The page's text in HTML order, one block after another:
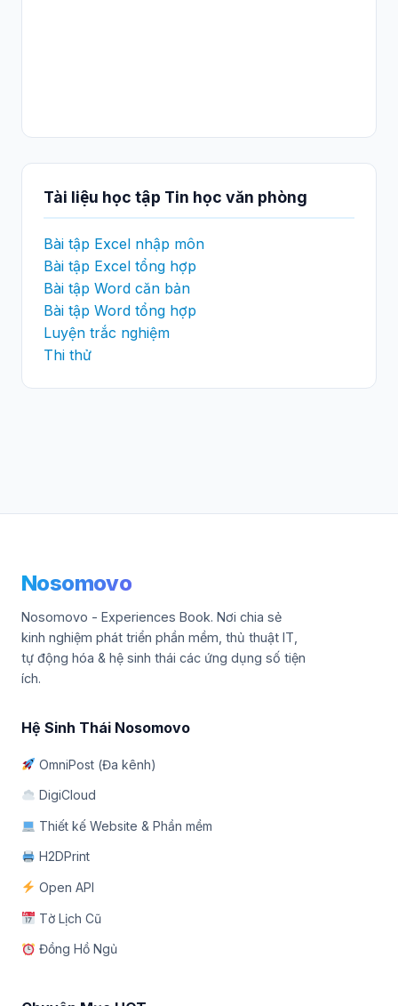
Tài liệu học tập Tin học văn phòng
Bài tập Excel nhập môn
Bài tập Excel tổng hợp
Bài tập Word căn bản
Bài tập Word tổng hợp
Luyện trắc nghiệm
Thi thử
Nosomovo
Nosomovo - Experiences Book. Nơi chia sẻ
kinh nghiệm phát triển phần mềm, thủ thuật IT,
tự động hóa & hệ sinh thái các ứng dụng số tiện
ích.
Hệ Sinh Thái Nosomovo
OmniPost (Đa kênh)
DigiCloud
Thiết kế Website & Phần mềm
H2DPrint
Open API
Tờ Lịch Cũ
Đồng Hồ Ngủ